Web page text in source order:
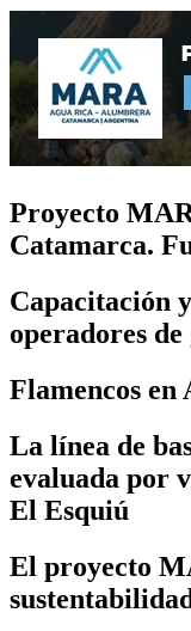
Proyecto
Catamarca.
Capacitación
operadores
Flamencos
La línea de
evaluada por
El Esquiú
El proyecto